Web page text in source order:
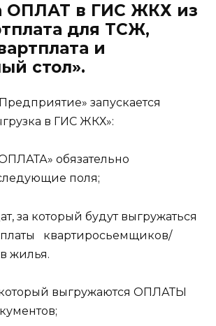
ОПЛАТ в ГИС ЖКХ из
для ТСЖ,
и
стол».
запускается
в ГИС ЖКХ»:
обязательно
поля;
за который будут выгружаться
квартиросьемщиков/
жилья.
выгружаются ОПЛАТЫ